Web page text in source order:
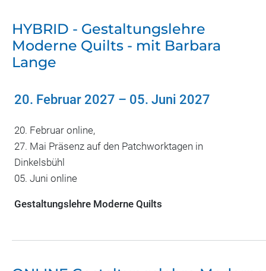
HYBRID - Gestaltungslehre
Moderne Quilts - mit Barbara
Lange
20. Februar 2027 – 05. Juni 2027
20. Februar online,
27. Mai Präsenz auf den Patchworktagen in
Dinkelsbühl
05. Juni online
Gestaltungslehre Moderne Quilts